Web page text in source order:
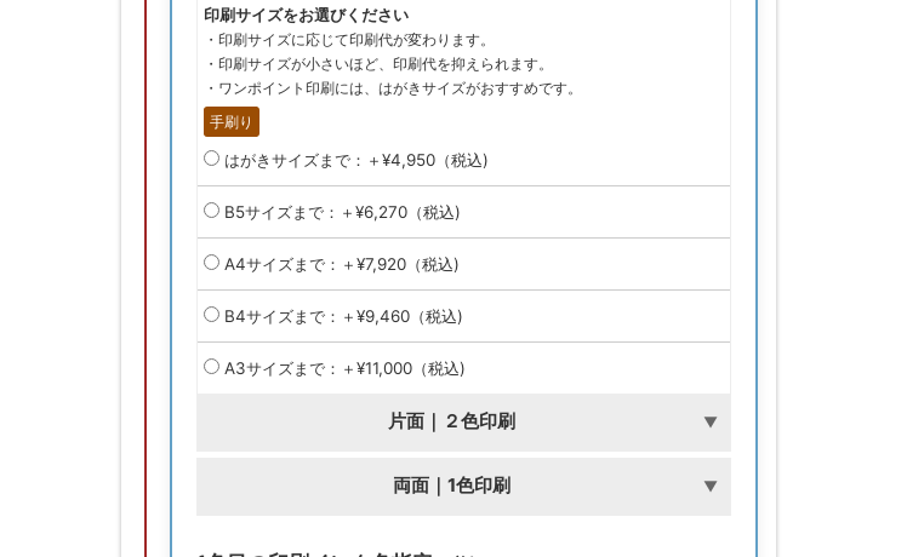
印刷サイズをお選びください
・印刷サイズに応じて印刷代が変わります。
・印刷サイズが小さいほど、印刷代を抑えられます。
・ワンポイント印刷には、はがきサイズがおすすめです。
手刷り
はがきサイズまで：＋¥4,950（税込)
B5サイズまで：＋¥6,270（税込)
A4サイズまで：＋¥7,920（税込)
B4サイズまで：＋¥9,460（税込)
A3サイズまで：＋¥11,000（税込)
片面｜２色印刷
両面｜1色印刷